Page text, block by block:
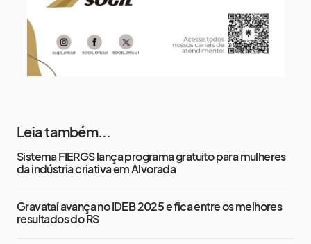
Leia também...
Sistema FIERGS lança programa gratuito para mulheres
da indústria criativa em Alvorada
Gravataí avança no IDEB 2025 e fica entre os melhores
resultados do RS